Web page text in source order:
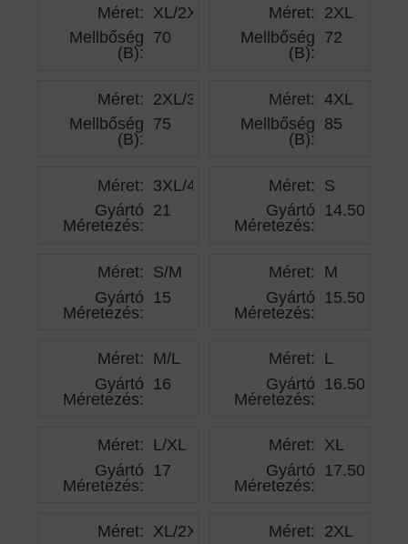
Méret: XL/2XL
Mellbőség
(B):
70
Méret: 2XL
Mellbőség
(B):
72
Méret: 2XL/3XL
Mellbőség
(B):
75
Méret: 4XL
Mellbőség
(B):
85
Méret: 3XL/4XL
Gyártó
Méretezés:
21
Méret: S
Gyártó
Méretezés:
14.50
Méret: S/M
Gyártó
Méretezés:
15
Méret: M
Gyártó
Méretezés:
15.50
Méret: M/L
Gyártó
Méretezés:
16
Méret: L
Gyártó
Méretezés:
16.50
Méret: L/XL
Gyártó
Méretezés:
17
Méret: XL
Gyártó
Méretezés:
17.50
Méret: XL/2XL
Méret: 2XL